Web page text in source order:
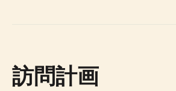
訪問計画